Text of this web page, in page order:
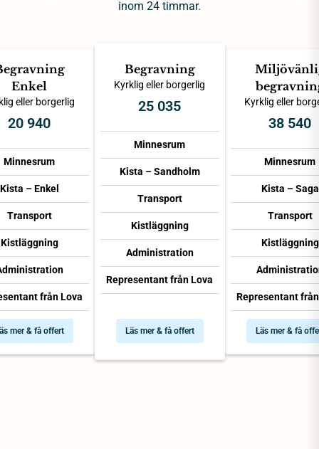
inom 24 timmar.
Enkel
eller borgerlig
20 940
Minnesrum
Kista – Enkel
Transport
Kistläggning
från Lova
mer & få offert
Begravning
Kyrklig eller borgerlig
25 035
Minnesrum
Kista – Sandholm
Transport
Kistläggning
Administration
Representant från Lova
Läs mer & få offert
Kyrklig eller
38 540
Minnesrum
Kista – Saga
Transport
Kistläggning
Representant
Läs mer & få